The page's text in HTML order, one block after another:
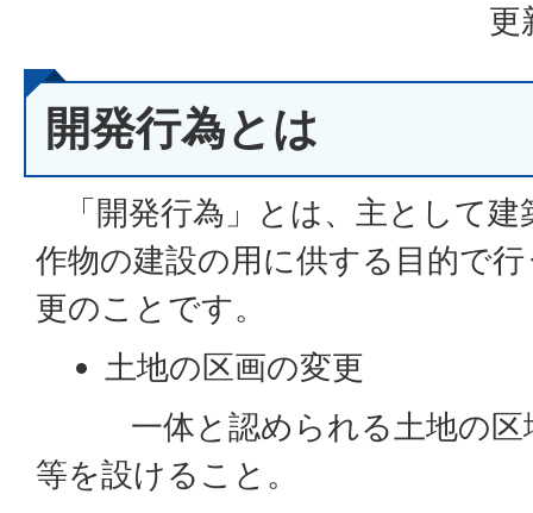
更
開発行為とは
「開発行為」とは、主として建
作物の建設の用に供する目的で
更のことです。
土地の区画の変更
一体と認められる土地の区
等を設けること。